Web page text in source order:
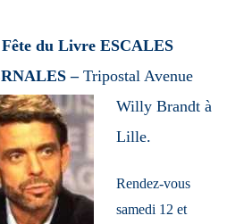
Fête du Livre ESCALES
–Tripostal Avenue
Willy Brandt à
Lille.
Rendez-vous
samedi 12 et